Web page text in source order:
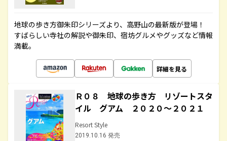
地球の歩き方御朱印シリーズより、高野山の最新版が登場！
すばらしい寺社の解説や御朱印、宿坊グルメやグッズなど情報
満載。
詳細を見る
Ｒ０８ 地球の歩き方 リゾートスタ
イル グアム ２０２０～２０２１
Resort Style
2019.10.16 発売